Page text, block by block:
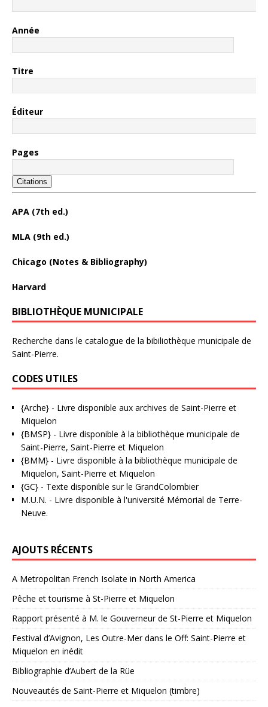
Année
Titre
Éditeur
Pages
Citations
APA (7th ed.)
MLA (9th ed.)
Chicago (Notes & Bibliography)
Harvard
BIBLIOTHÈQUE MUNICIPALE
Recherche dans le catalogue de la bibiliothèque municipale de
Saint-Pierre.
CODES UTILES
{Arche} - Livre disponible aux archives de Saint-Pierre et
Miquelon
{BMSP} - Livre disponible à la bibliothèque municipale de
Saint-Pierre, Saint-Pierre et Miquelon
{BMM} - Livre disponible à la bibliothèque municipale de
Miquelon, Saint-Pierre et Miquelon
{GC} - Texte disponible sur le GrandColombier
M.U.N. - Livre disponible à l'université Mémorial de Terre-
Neuve.
AJOUTS RÉCENTS
A Metropolitan French Isolate in North America
Pêche et tourisme à St-Pierre et Miquelon
Rapport présenté à M. le Gouverneur de St-Pierre et Miquelon
Festival d’Avignon, Les Outre-Mer dans le Off: Saint-Pierre et
Miquelon en inédit
Bibliographie d’Aubert de la Rüe
Nouveautés de Saint-Pierre et Miquelon (timbre)